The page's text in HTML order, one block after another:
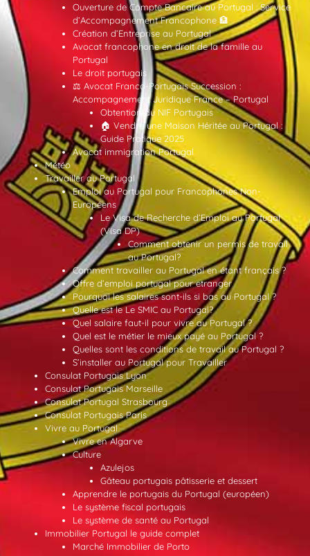
Ouverture de Compte Bancaire au Portugal : Service
d’Accompagnement Francophone 🏦
Création d’Entreprise au Portugal
Avocat francophone en droit de la famille au
Portugal
Le droit portugais
⚖️ Avocat Franco-Portugais Succession :
Accompagnement Juridique France – Portugal
Obtention du NIF Portugais
🏠 Vendre une Maison Héritée au Portugal :
Guide Pratique 2025
Avocat immigration Portugal
Météo
Travailler au Portugal
Emploi au Portugal pour Francophones Non-
Européens
Le Visa de Recherche d’Emploi au Portugal
(Visa DP)
Comment obtenir un permis de travail
au Portugal?
Comment travailler au Portugal en étant français ?
Offre d’emploi portugal pour etranger
Pourquoi les salaires sont-ils si bas au Portugal ?
Quelle est le Le SMIC au Portugal?
Quel salaire faut-il pour vivre au Portugal ?
Quel est le métier le mieux payé au Portugal ?
Quelles sont les conditions de travail au Portugal ?
S’installer au Portugal pour Travailler
Consulat Portugais Lyon
Consulat Portugais Marseille
Consulat Portugal Strasbourg
Consulat Portugais Paris
Vivre au Portugal
Vivre en Algarve
Culture
Azulejos
Gâteau portugais pâtisserie et dessert
Apprendre le portugais du Portugal (européen)
Le système fiscal portugais
Le système de santé au Portugal
Immobilier Portugal le guide complet
Marché Immobilier de Porto